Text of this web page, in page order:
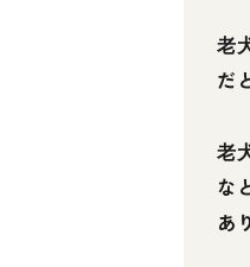
老
だ
老
な
あ